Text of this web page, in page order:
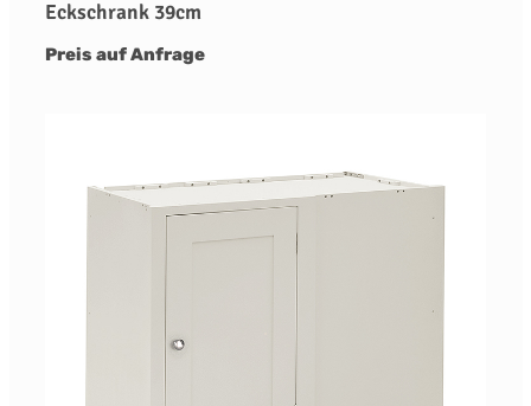
Eckschrank 39cm
Preis auf Anfrage